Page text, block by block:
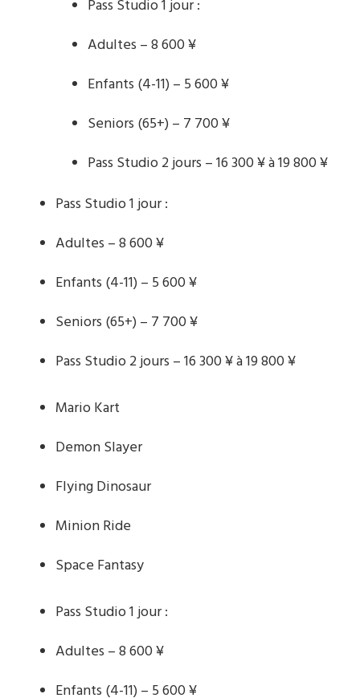
Pass Studio 1 jour :
Adultes – 8 600 ¥
Enfants (4-11) – 5 600 ¥
Seniors (65+) – 7 700 ¥
Pass Studio 2 jours – 16 300 ¥ à 19 800 ¥
Pass Studio 1 jour :
Adultes – 8 600 ¥
Enfants (4-11) – 5 600 ¥
Seniors (65+) – 7 700 ¥
Pass Studio 2 jours – 16 300 ¥ à 19 800 ¥
Mario Kart
Demon Slayer
Flying Dinosaur
Minion Ride
Space Fantasy
Pass Studio 1 jour :
Adultes – 8 600 ¥
Enfants (4-11) – 5 600 ¥